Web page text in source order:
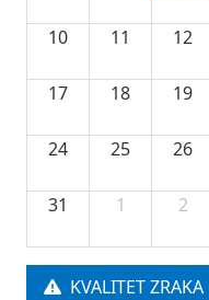
10 11 12
17 18 19
24 25 26
31 1 2
KVALITET ZRAKA